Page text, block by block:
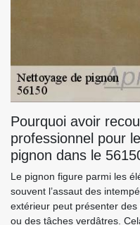
Pourquoi avoir
professionnel pour
pignon dans le
Le pignon figure parmi les
souvent l’assaut des
extérieur peut présenter
ou des tâches verdâtres.